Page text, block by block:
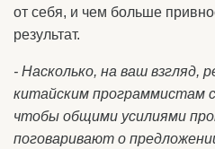
от себя, и чем больше
результат.
- Насколько, на ваш взгляд,
китайским программистам
чтобы общими усилиями
поговаривают о